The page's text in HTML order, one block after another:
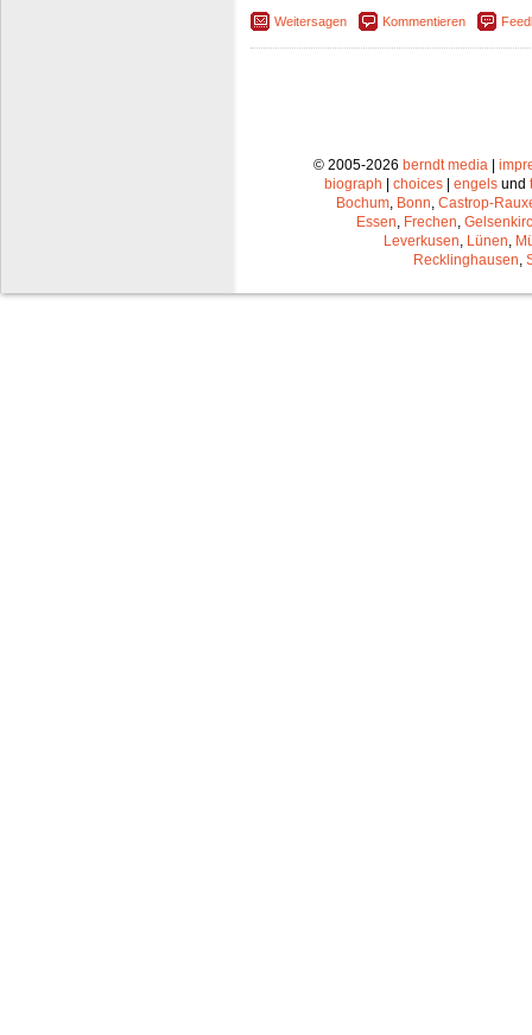
Weitersagen Kommentieren
© 2005-2026 berndt media |
biograph | choices | engels und
Bochum Bonn Castrop-
Essen Frechen
Leverkusen Lünen
Recklinghausen